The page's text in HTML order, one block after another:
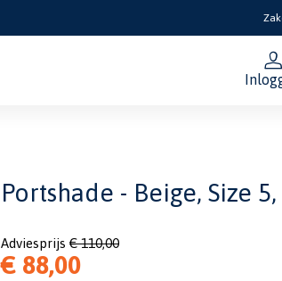
Portshade - Beige, Size
Adviesprijs € 110,00
€ 88,00